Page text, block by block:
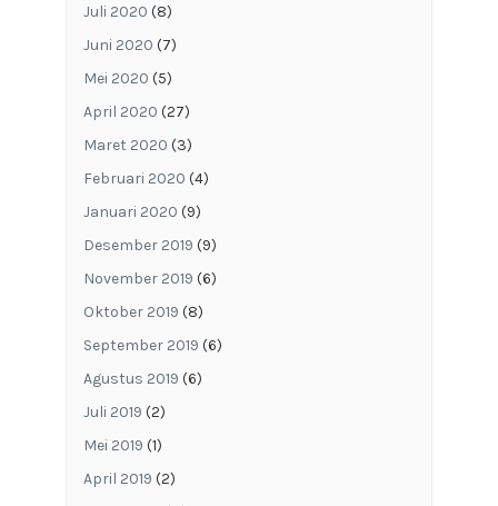
Juli 2020 (8)
Juni 2020 (7)
Mei 2020 (5)
April 2020 (27)
Maret 2020 (3)
Februari 2020 (4)
Januari 2020 (9)
Desember 2019 (9)
November 2019 (6)
Oktober 2019 (8)
September 2019 (6)
Agustus 2019 (6)
Juli 2019 (2)
Mei 2019 (1)
April 2019 (2)